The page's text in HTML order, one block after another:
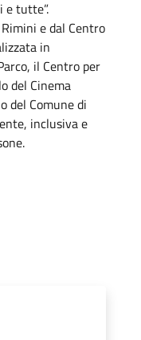
e tutte”.
e dal Centro
in
il Centro per
del Cinema
del Comune di
inclusiva e